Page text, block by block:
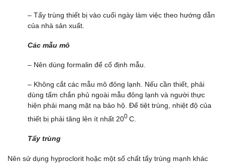
– Tẩy trùng thiết bị vào cuối ngày làm việc theo hướng dẫn
của nhà sản xuất.
Các mẫu mô
– Nên dùng formalin để cố định mẫu.
– Không cắt các mẫu mô đông lạnh. Nếu cần thiết, phải
dùng tấm chắn phủ ngoài mẫu đông lạnh và người thực
hiện phải mang mặt nạ bảo hộ. Để tiệt trùng, nhiệt độ của
thiết bị phải tăng lên ít nhất 200 C.
Tẩy trùng
Nên sử dụng hyproclorit hoặc một số chất tẩy trùng mạnh khác